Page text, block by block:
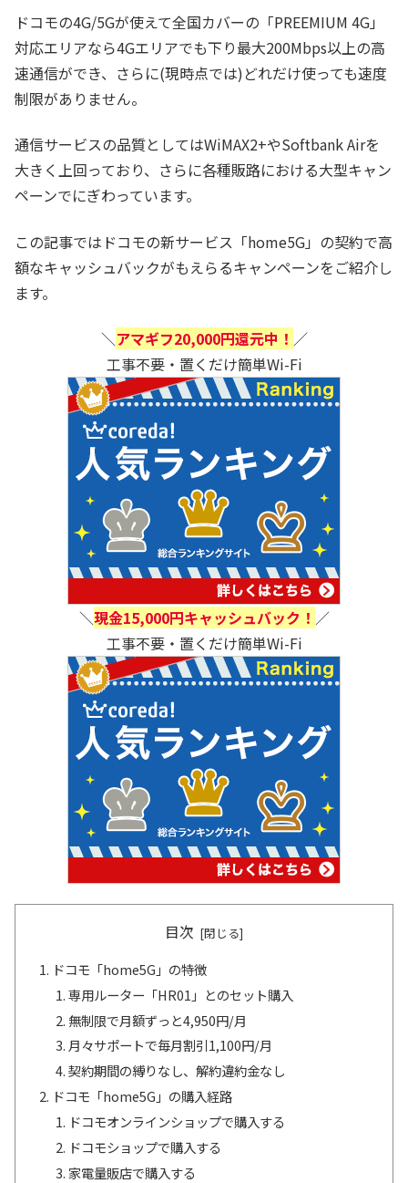
ドコモの4G/5Gが使えて全国カバーの「PREEMIUM 4G」
対応エリアなら4Gエリアでも下り最大200Mbps以上の高
速通信ができ、さらに(現時点では)どれだけ使っても速度
制限がありません。
通信サービスの品質としてはWiMAX2+やSoftbank Airを
大きく上回っており、さらに各種販路における大型キャン
ペーンでにぎわっています。
この記事ではドコモの新サービス「home5G」の契約で高
額なキャッシュバックがもえらるキャンペーンをご紹介し
ます。
＼アマギフ20,000円還元中！ ／
工事不要・置くだけ簡単Wi-Fi
＼現金15,000円キャッシュバック！ ／
工事不要・置くだけ簡単Wi-Fi
目次
ドコモ「home5G」の特徴
専用ルーター「HR01」とのセット購入
無制限で月額ずっと4,950円/月
月々サポートで毎月割引1,100円/月
契約期間の縛りなし、解約違約金なし
ドコモ「home5G」の購入経路
ドコモオンラインショップで購入する
ドコモショップで購入する
家電量販店で購入する